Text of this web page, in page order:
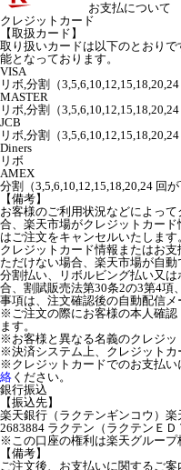
お支払について
クレジットカード
【取扱カード】
取り扱いカードは以下のとおり
能となっております。
VISA
リボ,分割（
MASTER
リボ,分割（
JCB
リボ,分割（
Diners
リボ
AMEX
分割（3,5,6,10,12,15,18,20,24 回
【備考】
お客様のご利用状況などによっ
合、楽天市場がクレジットカー
はご注文をキャンセルいたします
クレジットカード情報またはお
ただけない場合、楽天市場が自動
分割払い、リボルビング払い又
合、割賦販売法第30条2の3第4項
事項は、注文確認後の自動配信メ
※ご注文の際にお客様の本人確
ます。
※お客様と異なる名義のクレジッ
※決済システム上、クレジットカ
※クレジットカードでのお支払い
絡 ください。
銀行振込
【振込先】
楽天銀行（ラクテンギンコウ）
2683884 ラクテン（ラクテンＥ
※この口座の権利は楽天グループ
【備考】
ご注文後、お支払いに関するご